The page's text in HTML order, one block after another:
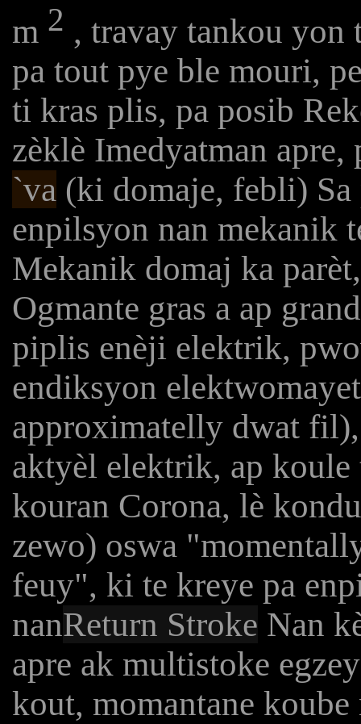
m 2 , travay tankou yon
pa tout pye ble mouri,
ti kras plis, pa posib
zèklè Imedyatman
`va (ki domaje, febli) Sa
enpilsyon nan mekanik
Mekanik domaj ka
Ogmante gras a ap
piplis enèji elektrik,
endiksyon
approximatelly dwat
aktyèl elektrik, ap
kouran Corona, lè
zewo) oswa
feuy", ki te kreye pa
nanReturn Stroke Nan
apre ak multistoke
kout, momantane